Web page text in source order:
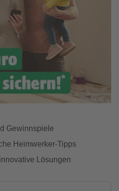
Gewinnspiele
Heimwerker-Tipps
Lösungen